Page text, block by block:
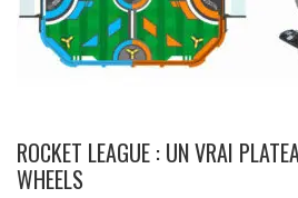
ROCKET LEAGUE : UN VRAI
WHEELS